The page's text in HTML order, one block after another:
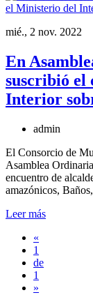
mié., 2 nov. 2022
En
suscribió el
Interior
admin
El Consorcio de
Asamblea
encuentro de
amazónicos,
Leer más
«
1
de
1
»